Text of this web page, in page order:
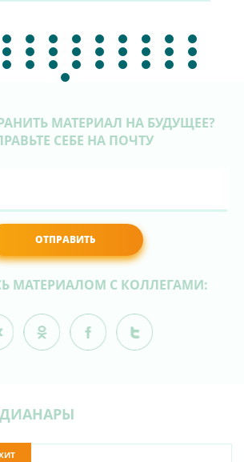
МАТЕРИАЛ НА БУДУЩЕЕ?
СЕБЕ НА ПОЧТУ
ОТПРАВИТЬ
МАТЕРИАЛОМ С КОЛЛЕГАМИ: